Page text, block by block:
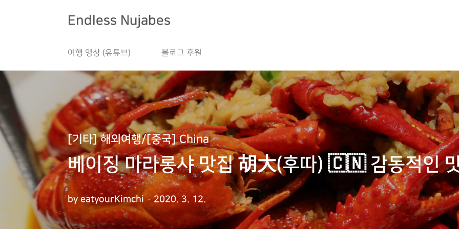
Endless Nujabes
여행 영상 (유튜브) 블로그 후원
[기타] 해외여행/[중국] China
베이징 마라롱샤 맛집 胡大(후따) 🇨🇳 감동적인
by eatyourKimchi 2020. 3. 12.